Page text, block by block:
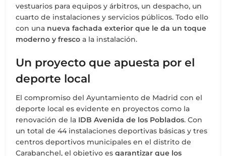
vestuarios para equipos y árbitros, un despacho, un
cuarto de instalaciones y servicios públicos. Todo ello
con una nueva fachada exterior que le da un toque
moderno y fresco a la instalación.
Un proyecto que apuesta por el
deporte local
El compromiso del Ayuntamiento de Madrid con el
deporte local es evidente en proyectos como la
renovación de la IDB Avenida de los Poblados. Con
un total de 44 instalaciones deportivas básicas y tres
centros deportivos municipales en el distrito de
Carabanchel, el objetivo esgarantizar que los